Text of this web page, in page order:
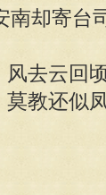
南却寄台
风去云回
教还似